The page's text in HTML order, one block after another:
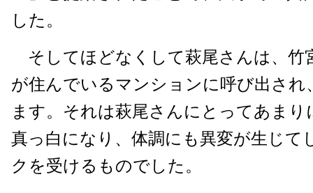
した。
そしてほどなくして萩尾さんは、竹
が住んでいるマンションに呼び出され
ます。それは萩尾さんにとってあまり
真っ白になり、体調にも異変が生じて
クを受けるものでした。